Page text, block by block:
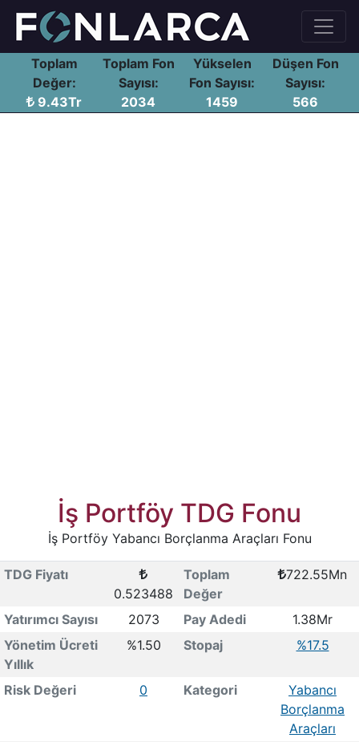
Toplam
Değer:
9.43Tr
Toplam Fon
Sayısı:
2034
Yükselen
Fon Sayısı:
1459
Düşen Fon
Sayısı:
566
İş Portföy TDG Fonu
İş Portföy Yabancı Borçlanma Araçları Fonu
TDG Fiyatı
0.523488
Toplam
Değer
722.55Mn
Yatırımcı Sayısı 2073 Pay Adedi
1.38Mr
Yönetim Ücreti
Yıllık
%1.50 Stopaj %17.5
Risk Değeri 0 Kategori
Yabancı
Borçlanma
Araçları